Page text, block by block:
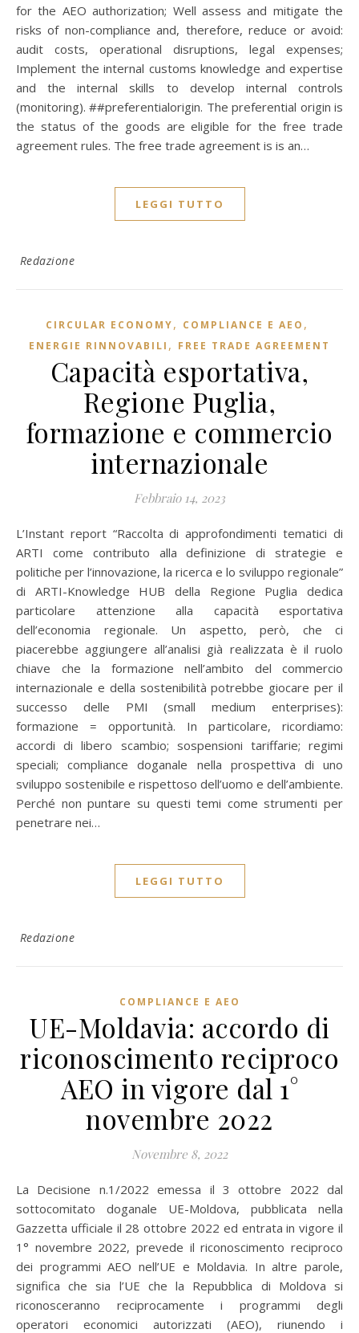
for the AEO authorization; Well assess and mitigate the
risks of non-compliance and, therefore, reduce or avoid:
audit costs, operational disruptions, legal expenses;
Implement the internal customs knowledge and expertise
and the internal skills to develop internal controls
(monitoring). ##preferentialorigin. The preferential origin is
the status of the goods are eligible for the free trade
agreement rules. The free trade agreement is is an…
LEGGI TUTTO
Redazione
CIRCULAR ECONOMY, COMPLIANCE E AEO ,
ENERGIE RINNOVABILI , FREE TRADE AGREEMENT
Capacità esportativa,
Regione Puglia,
formazione e commercio
internazionale
Febbraio 14, 2023
L’Instant report “Raccolta di approfondimenti tematici di
ARTI come contributo alla definizione di strategie e
politiche per l’innovazione, la ricerca e lo sviluppo regionale”
di ARTI-Knowledge HUB della Regione Puglia dedica
particolare attenzione alla capacità esportativa
dell’economia regionale. Un aspetto, però, che ci
piacerebbe aggiungere all’analisi già realizzata è il ruolo
chiave che la formazione nell’ambito del commercio
internazionale e della sostenibilità potrebbe giocare per il
successo delle PMI (small medium enterprises):
formazione = opportunità. In particolare, ricordiamo:
accordi di libero scambio; sospensioni tariffarie; regimi
speciali; compliance doganale nella prospettiva di uno
sviluppo sostenibile e rispettoso dell’uomo e dell’ambiente.
Perché non puntare su questi temi come strumenti per
penetrare nei…
LEGGI TUTTO
Redazione
COMPLIANCE E AEO
UE-Moldavia: accordo di
riconoscimento reciproco
AEO in vigore dal 1°
novembre 2022
Novembre 8, 2022
La Decisione n.1/2022 emessa il 3 ottobre 2022 dal
sottocomitato doganale UE-Moldova, pubblicata nella
Gazzetta ufficiale il 28 ottobre 2022 ed entrata in vigore il
1° novembre 2022, prevede il riconoscimento reciproco
dei programmi AEO nell’UE e Moldavia. In altre parole,
significa che sia l’UE che la Repubblica di Moldova si
riconosceranno reciprocamente i programmi degli
operatori economici autorizzati (AEO), riunendo i